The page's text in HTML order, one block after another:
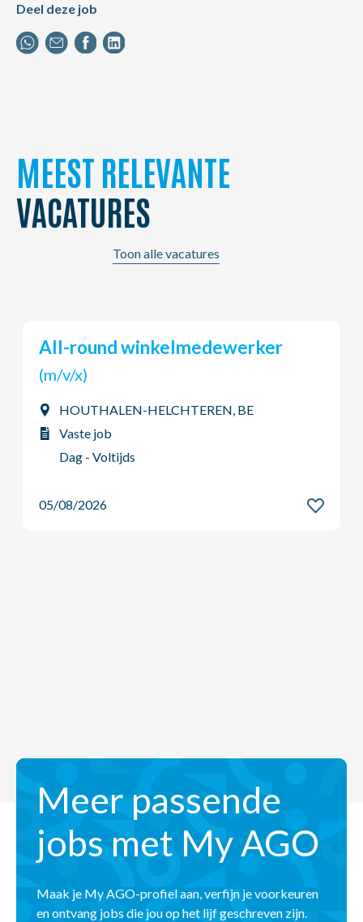
Deel deze job
MEEST RELEVANTE
VACATURES
Toon alle vacatures
Outbound Logistics Assistant
(Tijdelijke...
Heverlee, BE
Interim job
Meer passende
jobs met My AGO
Maak je My AGO-profiel aan, verfijn je voorkeuren
en ontvang jobs die jou op het lijf geschreven zijn.